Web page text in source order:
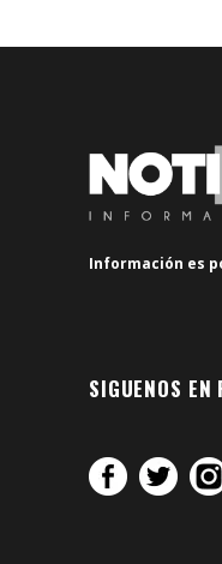
Información es
SIGUENOS EN